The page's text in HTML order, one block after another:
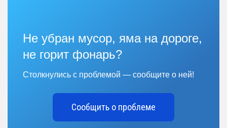
Не убран мусор, яма на дороге,
не горит фонарь?
Столкнулись с проблемой — сообщите о ней!
Сообщить о проблеме